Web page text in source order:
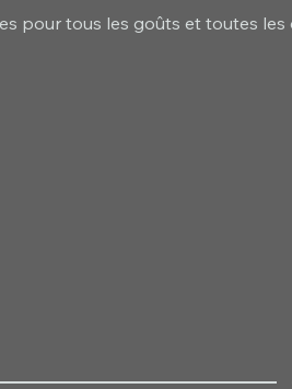
pour tous les goûts et toutes